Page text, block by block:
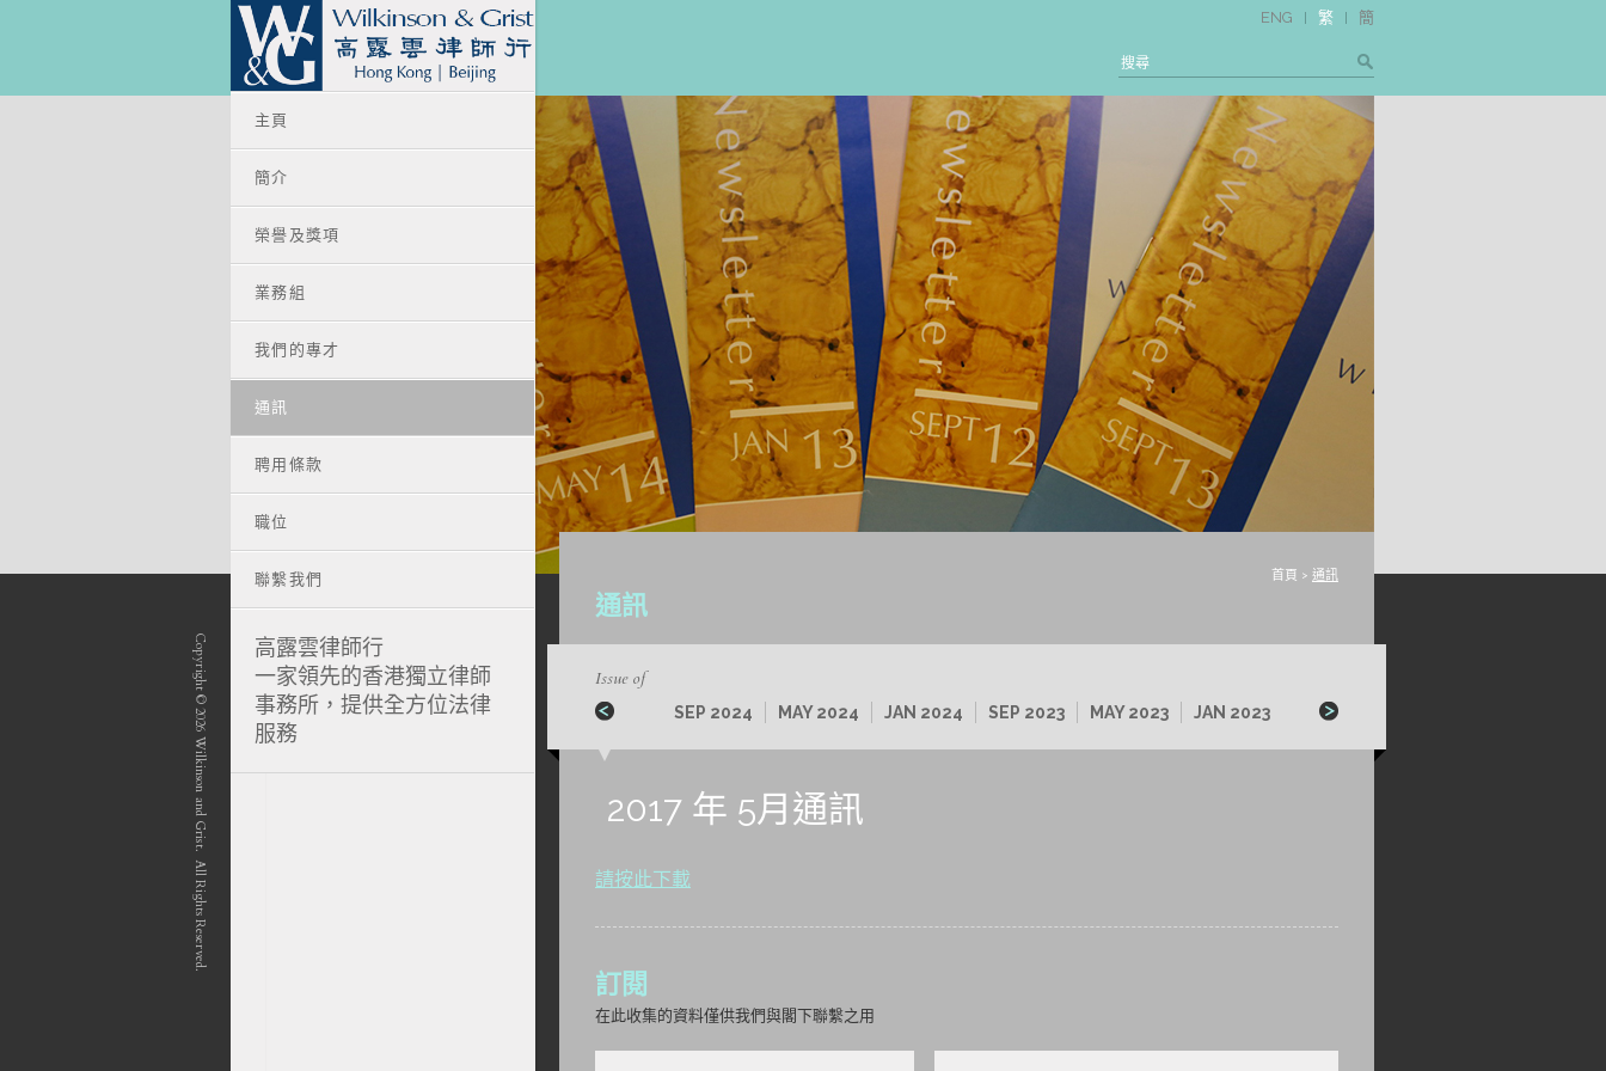
ENG 繁 簡
首頁 > 通訊
通訊
Issue of
SEP 2024 MAY 2024 JAN 2024 SEP 2023 MAY 2023 JAN 2023 SEP 2022
2017 年 5月通訊
請按此下載
訂閱
在此收集的資料僅供我們與閣下聯繫之用
主頁
簡介
榮譽及獎項
業務組
我們的專才
通訊
聘用條款
職位
聯繫我們
Copyright © 2026 Wilkinson and Grist. All Rights Reserved.
高露雲律師行
一家領先的香港獨立律師
事務所，提供全方位法律
服務